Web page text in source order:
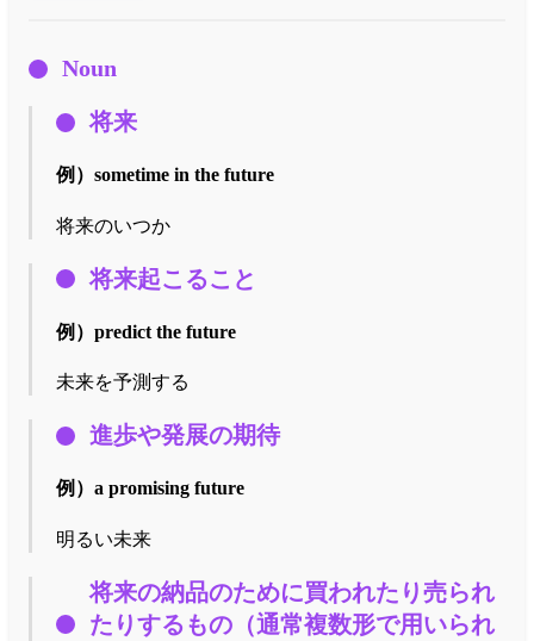
Noun
将来
例） sometime in the future
将来のいつか
将来起こること
例） predict the future
未来を予測する
進歩や発展の期待
例） a promising future
明るい未来
将来の納品のために買われたり売られ
たりするもの（通常複数形で用いられ